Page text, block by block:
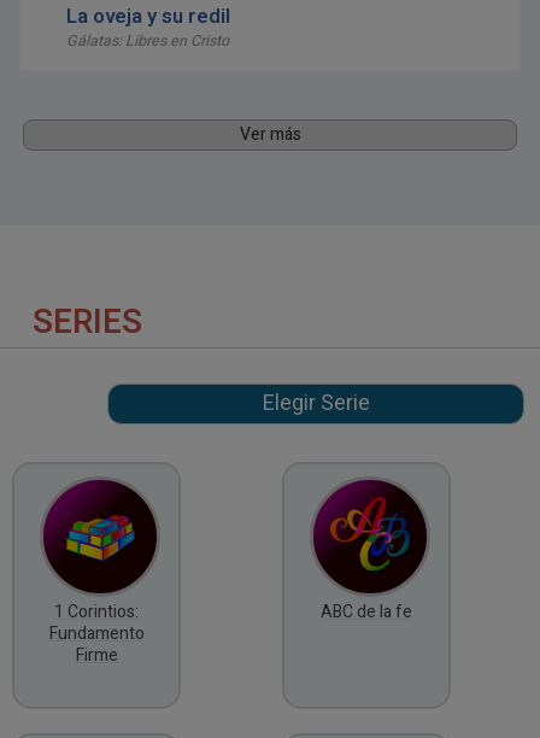
La oveja y su redil
Gálatas: Libres en Cristo
Ver más
SERIES
1 Corintios:
Fundamento
Firme
ABC de la fe